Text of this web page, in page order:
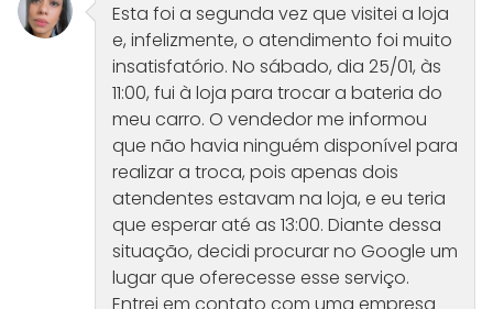
Esta foi a segunda vez que visitei a loja
e, infelizmente, o atendimento foi muito
insatisfatório. No sábado, dia 25/01, às
11:00, fui à loja para trocar a bateria do
meu carro. O vendedor me informou
que não havia ninguém disponível para
realizar a troca, pois apenas dois
atendentes estavam na loja, e eu teria
que esperar até as 13:00. Diante dessa
situação, decidi procurar no Google um
lugar que oferecesse esse serviço.